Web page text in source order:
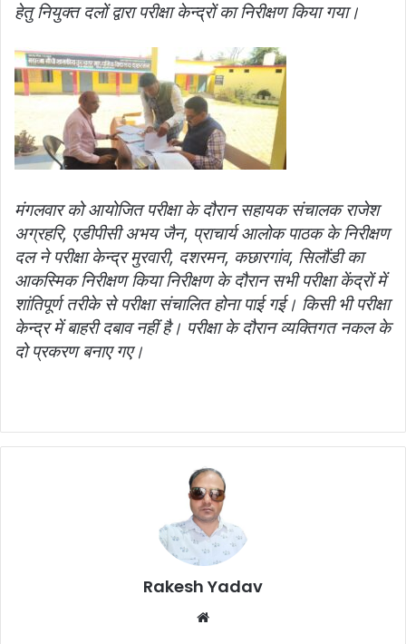
हेतु नियुक्त दलों द्वारा परीक्षा केन्द्रों का निरीक्षण किया गया।
मंगलवार को आयोजित परीक्षा के दौरान सहायक संचालक राजेश
अग्रहरि, एडीपीसी अभय जैन, प्राचार्य आलोक पाठक के निरीक्षण
दल ने परीक्षा केन्द्र मुरवारी, दशरमन, कछारगांव, सिलौंडी का
आकस्मिक निरीक्षण किया निरीक्षण के दौरान सभी परीक्षा केंद्रों में
शांतिपूर्ण तरीके से परीक्षा संचालित होना पाई गई। किसी भी परीक्षा
केन्द्र में बाहरी दबाव नहीं है। परीक्षा के दौरान व्यक्तिगत नकल के
दो प्रकरण बनाए गए।
Rakesh Yadav